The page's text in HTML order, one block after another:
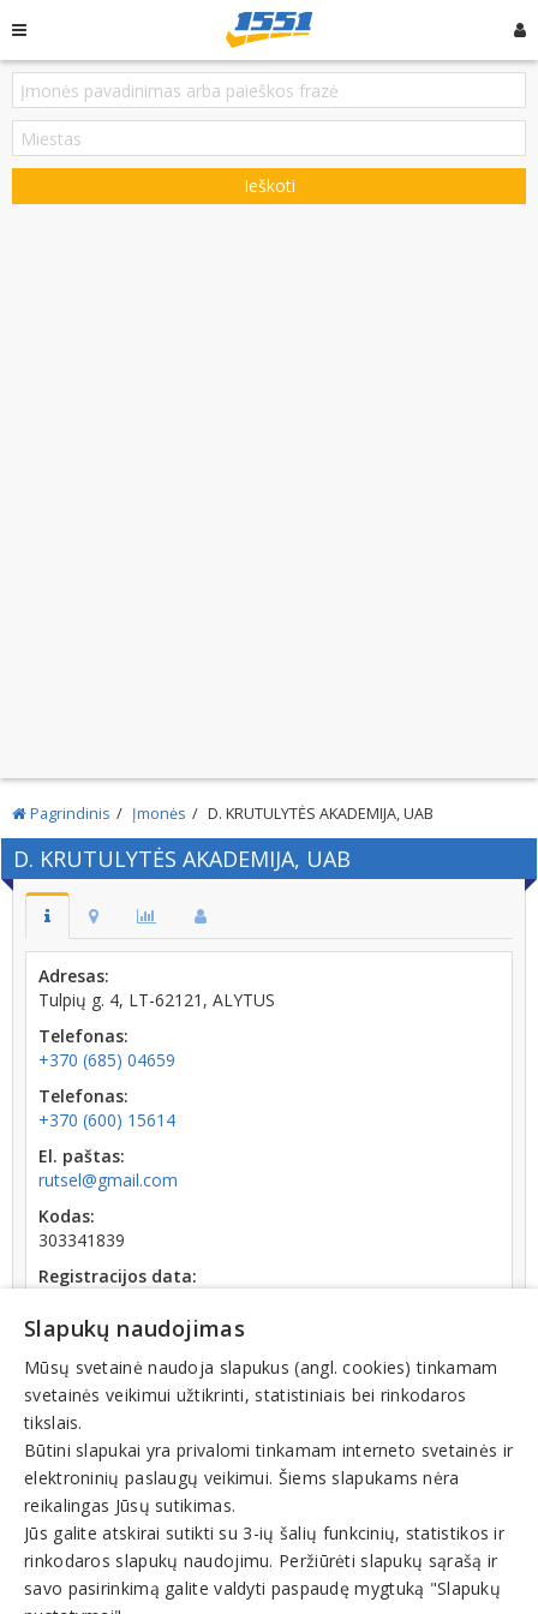
Ieškoti
Pagrindinis Įmonės D. KRUTULYTĖS AKADEMIJA, UAB
D. KRUTULYTĖS AKADEMIJA, UAB
Adresas:
Tulpių g. 4, LT-62121, ALYTUS
Telefonas:
+370 (685) 04659
Telefonas:
+370 (600) 15614
El. paštas:
rutsel@gmail.com
Kodas:
303341839
Registracijos data:
Apyvarta:
453 €, pelnas po mokesčių -1 779,2 % (2018 m.)
Teisinis statusas: išregistruotas (nuo 2024-06-28)
Veiklos sritys
Slapukų naudojimas
Mūsų svetainė naudoja slapukus (angl. cookies) tinkamam
svetainės veikimui užtikrinti, statistiniais bei rinkodaros
tikslais.
Būtini slapukai yra privalomi tinkamam interneto svetainės ir
elektroninių paslaugų veikimui. Šiems slapukams nėra
reikalingas Jūsų sutikimas.
Jūs galite atskirai sutikti su 3-ių šalių funkcinių, statistikos ir
rinkodaros slapukų naudojimu. Peržiūrėti slapukų sąrašą ir
savo pasirinkimą galite valdyti paspaudę mygtuką "Slapukų